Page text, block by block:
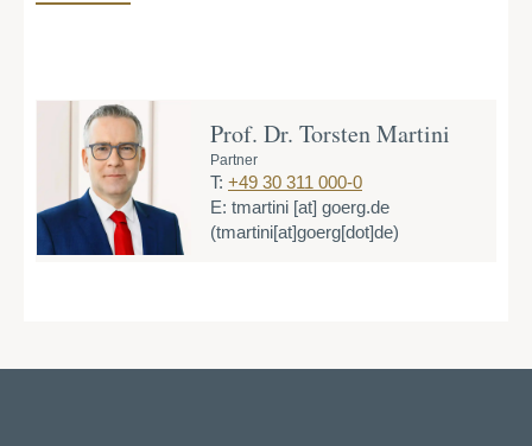
Prof. Dr. Torsten Martini
Partner
T: +49 30 311 000-0
E: tmartini [at] goerg.de
(tmartini[at]goerg[dot]de)